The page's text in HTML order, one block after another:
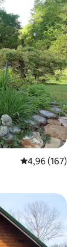
Priemerné
4,96 (167)